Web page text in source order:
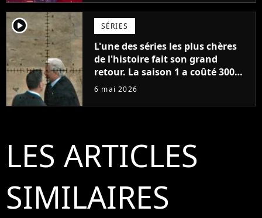
player2 SÉRIES
L'une des séries les plus chères
de l'histoire fait son grand
retour. La saison 1 a coûté 300
millions de dollars pour
6 mai 2026
LES ARTICLES
SIMILAIRES